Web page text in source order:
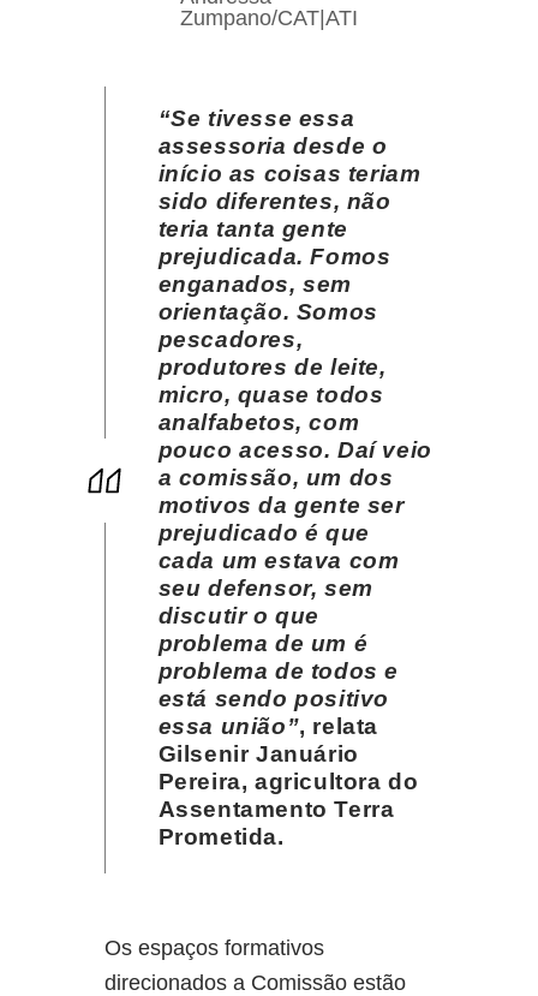
Zumpano/CAT|ATI
“Se tivesse essa
assessoria desde o
início as coisas teriam
sido diferentes, não
teria tanta gente
prejudicada. Fomos
enganados, sem
orientação. Somos
pescadores,
produtores de leite,
micro, quase todos
analfabetos, com
pouco acesso. Daí veio
a comissão, um dos
motivos da gente ser
prejudicado é que
cada um estava com
seu defensor, sem
discutir o que
problema de um é
problema de todos e
está sendo positivo
essa união”, relata
Gilsenir Januário
Pereira, agricultora do
Assentamento Terra
Prometida.
Os espaços formativos
direcionados a Comissão estão